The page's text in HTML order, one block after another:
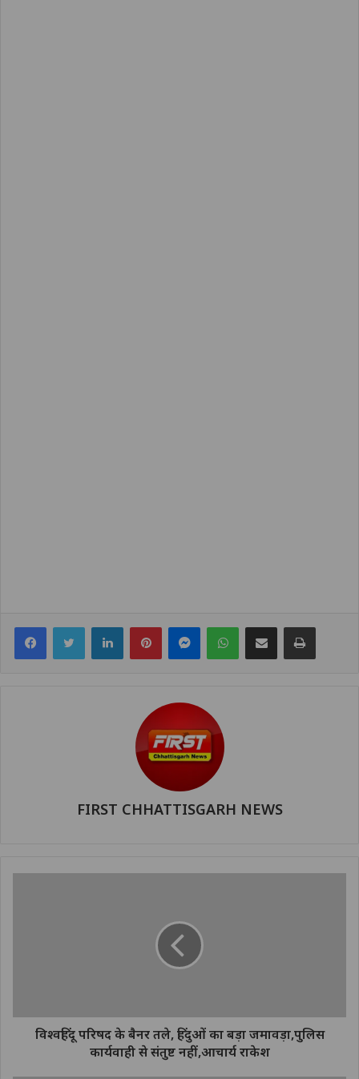
FacebookTwitter LinkedInPinterestMessengerWhatsAppShare via Email Print
FIRST CHHATTISGARH NEWS
विश्वहिंदू परिषद के बैनर तले, हिंदुओं का बड़ा जमावड़ा,पुलिस
कार्यवाही से संतुष्ट नहीं,आचार्य राकेश